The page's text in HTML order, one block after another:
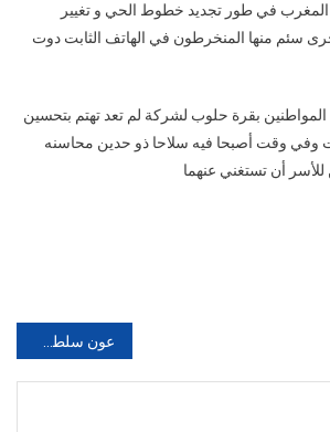
المغرب في طور تجديد خطوط الحي و تغيير
سئم منها المنخرطون في الهاتف الثابت دوت
بقرة حلوب لشركة لم تعد تهتم بتحسين
وفي وقت أصبحا فيه سلاحا ذو حدين محاسنه
أن تستغني عنهما